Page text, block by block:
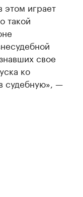
этом играет
такой
свое
ко
судебную», —